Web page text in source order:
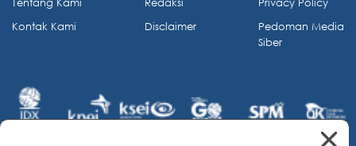
Kontak Kami
Disclaimer
Pedoman Media
Siber